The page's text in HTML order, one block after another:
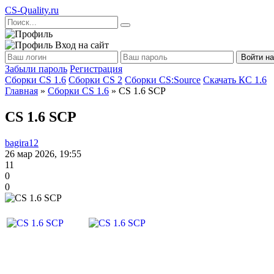
CS-Quality.ru
Вход на сайт
Войти
Забыли пароль Регистрация
Сборки CS 1.6 Сборки CS 2 Сборки CS:Source Скачать КС 1.6
Главная » Сборки CS 1.6 » CS 1.6 SCP
CS 1.6 SCP
bagira12
26 мар 2026, 19:55
11
0
0